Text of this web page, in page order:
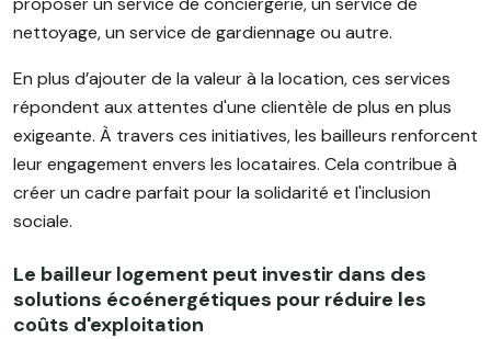
nettoyage, un service de gardiennage ou autre.
En plus d’ajouter de la valeur à la location, ces services
répondent aux attentes d'une clientèle de plus en plus
exigeante. À travers ces initiatives, les bailleurs renforcent
leur engagement envers les locataires. Cela contribue à
créer un cadre parfait pour la solidarité et l'inclusion
sociale.
Le bailleur logement peut investir dans des
solutions écoénergétiques pour réduire les
coûts d'exploitation